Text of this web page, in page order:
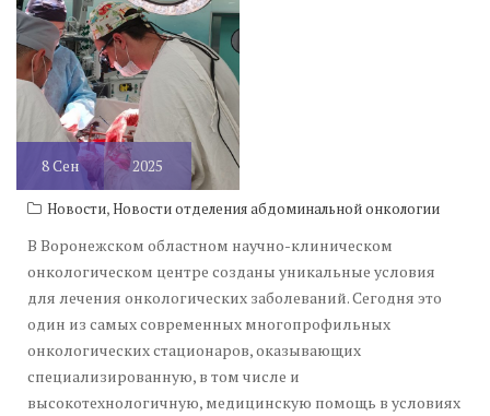
8Сен 2025
Новости,Новости отделения абдоминальной онкологии
В Воронежском областном научно-клиническом
онкологическом центре созданы уникальные условия
для лечения онкологических заболеваний. Сегодня это
один из самых современных многопрофильных
онкологических стационаров, оказывающих
специализированную, в том числе и
высокотехнологичную, медицинскую помощь в условиях